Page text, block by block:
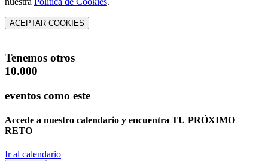
ACEPTAR COOKIES
Tenemos otros
10.000
eventos como este
Accede a nuestro calendario y encuentra TU PRÓXIMO
RETO
Ir al calendario